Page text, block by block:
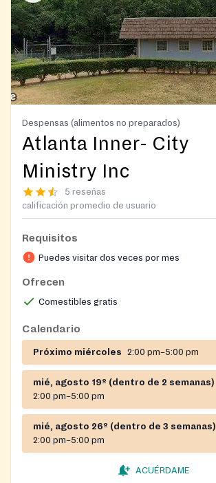
Despensas (alimentos no preparados)
Atlanta Inner- City
Ministry Inc
5 reseñas
calificación promedio de usuario
Requisitos
Puedes visitar dos veces por mes
Ofrecen
Comestibles gratis
Calendario
Próximo miércoles 2:00 pm–5:00 pm
mié, agosto 19º (dentro de 2 semanas)
2:00 pm–5:00 pm
mié, agosto 26º (dentro de 3 semanas)
2:00 pm–5:00 pm
ACUÉRDAME